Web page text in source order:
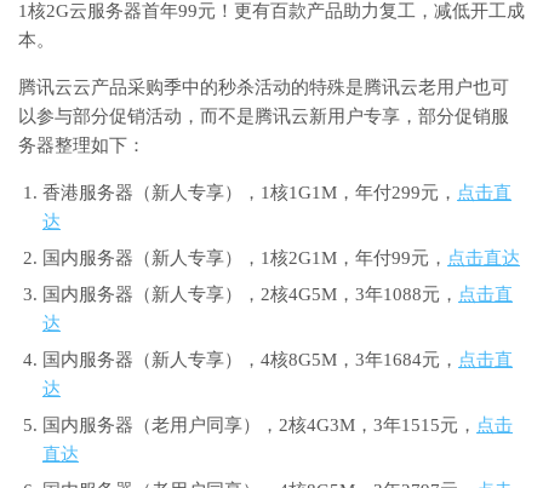
1核2G云服务器首年99元！更有百款产品助力复工，减低开工成
本。
腾讯云云产品采购季中的秒杀活动的特殊是腾讯云老用户也可
以参与部分促销活动，而不是腾讯云新用户专享，部分促销服
务器整理如下：
香港服务器（新人专享），1核1G1M，年付299元， 点击直
达
国内服务器（新人专享），1核2G1M，年付99元， 点击直达
国内服务器（新人专享），2核4G5M，3年1088元， 点击直
达
国内服务器（新人专享），4核8G5M，3年1684元， 点击直
达
国内服务器（老用户同享），2核4G3M，3年1515元， 点击
直达